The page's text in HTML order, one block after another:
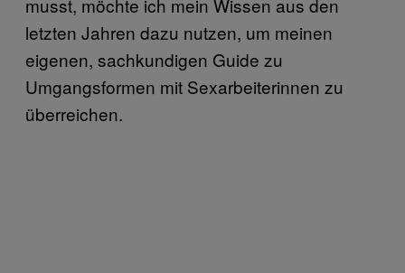
letzten Jahren dazu nutzen, um meinen
eigenen, sachkundigen Guide zu
Umgangsformen mit Sexarbeiterinnen zu
überreichen.